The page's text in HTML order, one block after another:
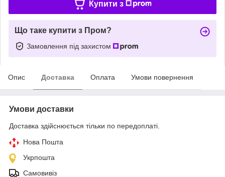
Купити з
Що таке купити з Пром?
Замовлення під захистом
Опис Доставка Оплата Умови повернення
Умови доставки
Доставка здійснюється тільки по передоплаті.
Нова Пошта
Укрпошта
Самовивіз